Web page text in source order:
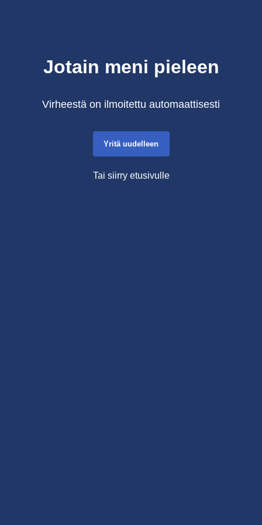
Jotain meni pieleen
Virheestä on ilmoitettu automaattisesti
Yritä uudelleen
Tai siirry etusivulle